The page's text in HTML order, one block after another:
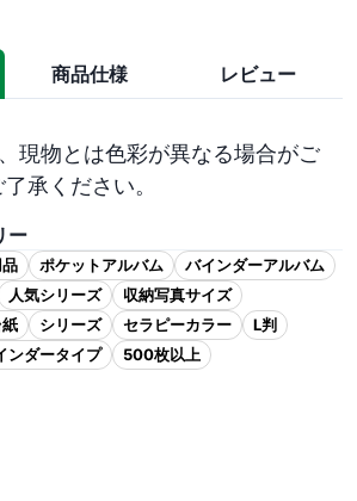
商品仕様 レビュー
現物とは色彩が異なる場合がご
承ください。
ー
ポケットアルバム
バインダーアルバム
人気シリーズ
収納写真サイズ
シリーズ セラピーカラー
L判
ンダータイプ 500枚以上